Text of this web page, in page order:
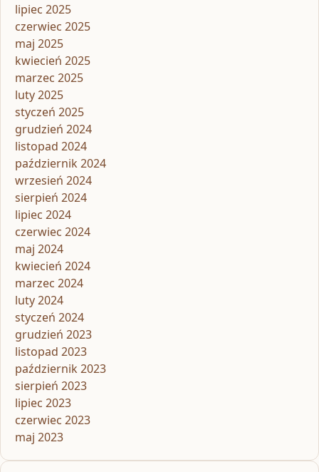
lipiec 2025
czerwiec 2025
maj 2025
kwiecień 2025
marzec 2025
luty 2025
styczeń 2025
grudzień 2024
listopad 2024
październik 2024
wrzesień 2024
sierpień 2024
lipiec 2024
czerwiec 2024
maj 2024
kwiecień 2024
marzec 2024
luty 2024
styczeń 2024
grudzień 2023
listopad 2023
październik 2023
sierpień 2023
lipiec 2023
czerwiec 2023
maj 2023